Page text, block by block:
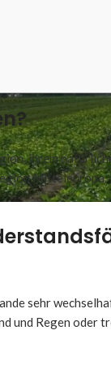
ihrem
sehr
und Regen oder